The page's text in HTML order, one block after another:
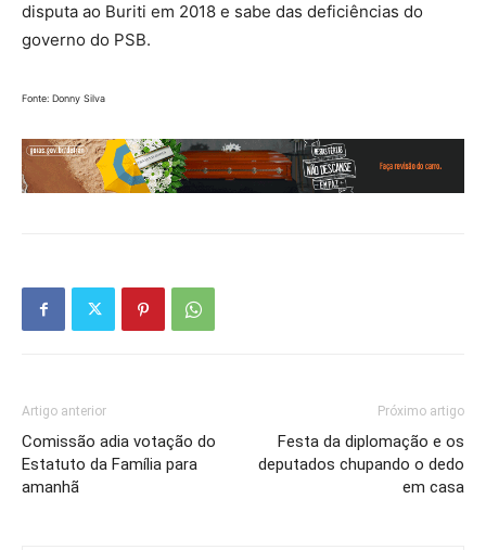
disputa ao Buriti em 2018 e sabe das deficiências do
governo do PSB.
Fonte: Donny Silva
Artigo anterior
Comissão adia votação do
Estatuto da Família para
amanhã
Próximo artigo
Festa da diplomação e os
deputados chupando o dedo
em casa